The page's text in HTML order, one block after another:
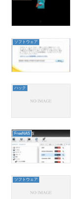
ソフトウェア
ハック
FreeNAS
ソフトウェア